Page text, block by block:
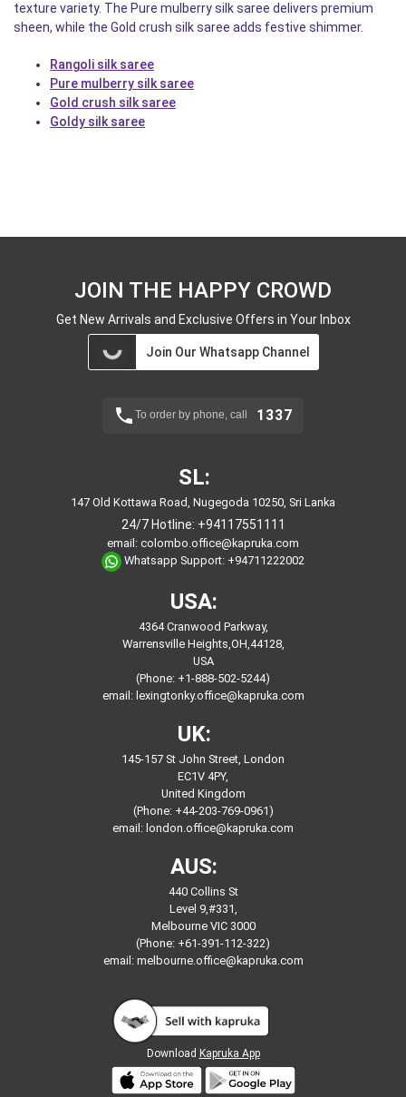
texture variety. The Pure mulberry silk saree delivers premium
sheen, while the Gold crush silk saree adds festive shimmer.
Rangoli silk saree
Pure mulberry silk saree
Gold crush silk saree
Goldy silk saree
JOIN THE HAPPY CROWD
Get New Arrivals and Exclusive Offers in Your Inbox
Join Our Whatsapp Channel
To order by phone, call 1337
SL:
147 Old Kottawa Road, Nugegoda 10250, Sri Lanka
24/7 Hotline: +94117551111
email: colombo.office@kapruka.com
Whatsapp Support: +94711222002
USA:
4364 Cranwood Parkway,
Warrensville Heights,OH,44128,
USA
(Phone: +1-888-502-5244)
email: lexingtonky.office@kapruka.com
UK:
145-157 St John Street, London
EC1V 4PY,
United Kingdom
(Phone: +44-203-769-0961)
email: london.office@kapruka.com
AUS:
440 Collins St
Level 9,#331,
Melbourne VIC 3000
(Phone: +61-391-112-322)
email: melbourne.office@kapruka.com
Download Kapruka App